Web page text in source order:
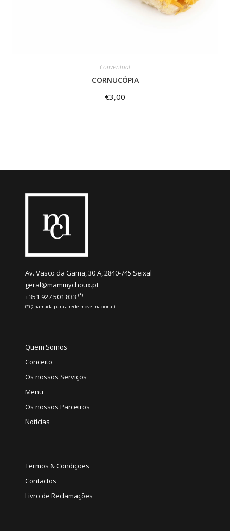
Conventual
CORNUCÓPIA
€3,00
Av. Vasco da Gama, 30 A, 2840-745 Seixal
geral@mammychoux.pt
+351 927 501 833 (*)
(*) (Chamada para a rede móvel nacional)
Quem Somos
Conceito
Os nossos Serviços
Menu
Os nossos Parceiros
Notícias
Termos & Condições
Contactos
Livro de Reclamações